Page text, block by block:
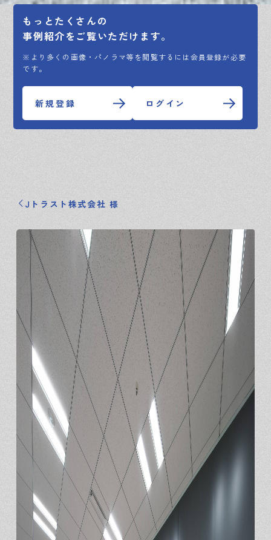
もっとたくさんの
事例紹介をご覧いただけます。
※より多くの画像・パノラマ等を閲覧するには会員登録が必要
です。
新規登録 ログイン
Jトラスト株式会社 様